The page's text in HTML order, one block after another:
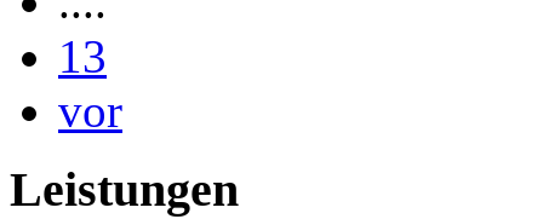
13
vor
Leistungen